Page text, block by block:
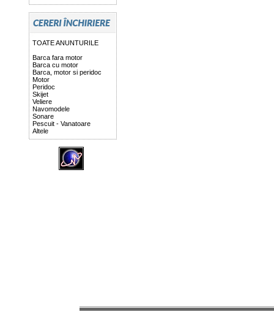
TOATE ANUNTURILE
Barca fara motor
Barca cu motor
Barca, motor si peridoc
Motor
Peridoc
Skijet
Veliere
Navomodele
Sonare
Pescuit - Vanatoare
Altele